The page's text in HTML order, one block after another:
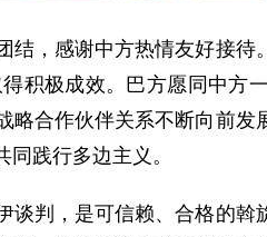
，感谢中方热情友好接
积极成效。巴方愿同中方
合作伙伴关系不断向前
践行多边主义。
判，是可信赖、合格的